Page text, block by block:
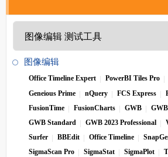
图像编辑
Office Timeline Expert PowerBI Tiles Pro
Geneious Prime
nQuery FCS Express
FusionTime
FusionCharts GWB
GWB Standard
GWB 2023 Professional
Surfer
BBEdit Office Timeline
SigmaScan Pro
SigmaStat SigmaPlot